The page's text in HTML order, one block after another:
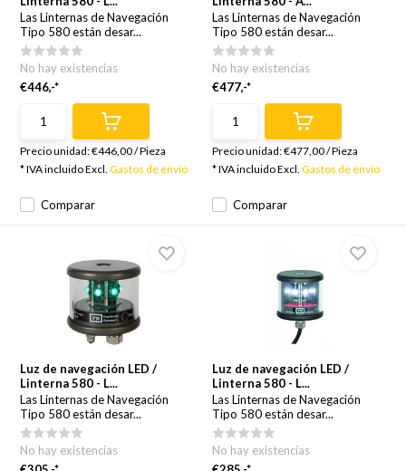
Las Linternas de Navegación
Tipo 580 están desar...
Comparar
No hay existencias
€446,-*
Precio unidad:€446,00/Pieza
* IVA incluido Excl.Gastos de envío
Las Linternas de Navegación
Tipo 580 están desar...
Comparar
No hay existencias
€477,-*
Precio unidad:€477,00/Pieza
* IVA incluido Excl. Gastos de envío
Luz de navegación LED /
Linterna 580 - L...
Las Linternas de Navegación
Tipo 580 están desar...
No hay existencias
Luz de navegación LED /
Linterna 580 - L...
Las Linternas de Navegación
Tipo 580 están desar...
No hay existencias